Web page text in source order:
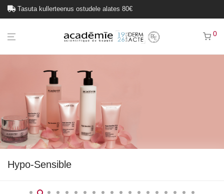
Tasuta kullerteenus ostudele alates 80€
0
Hypo-Sensible